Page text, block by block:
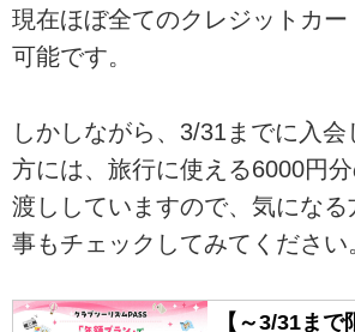
現在ほぼ全てのクレジットカ
可能です。
しかしながら、3/31までに入会
方には、旅行に使える6000円
渡ししていますので、気にな
事もチェックしてみてください
【～3/31ま